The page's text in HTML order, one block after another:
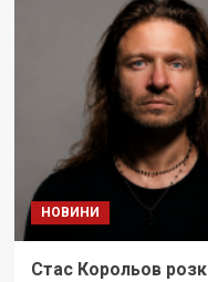
НОВИНИ
Стас Корольов